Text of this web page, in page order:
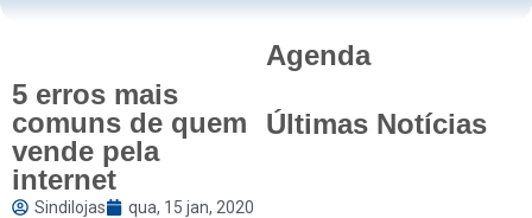
5 erros mais
comuns de quem
vende pela
internet
Sindilojas qua, 15 jan, 2020
Agenda
Últimas Notícias